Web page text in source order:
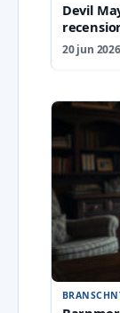
Devil
20 jun 2026